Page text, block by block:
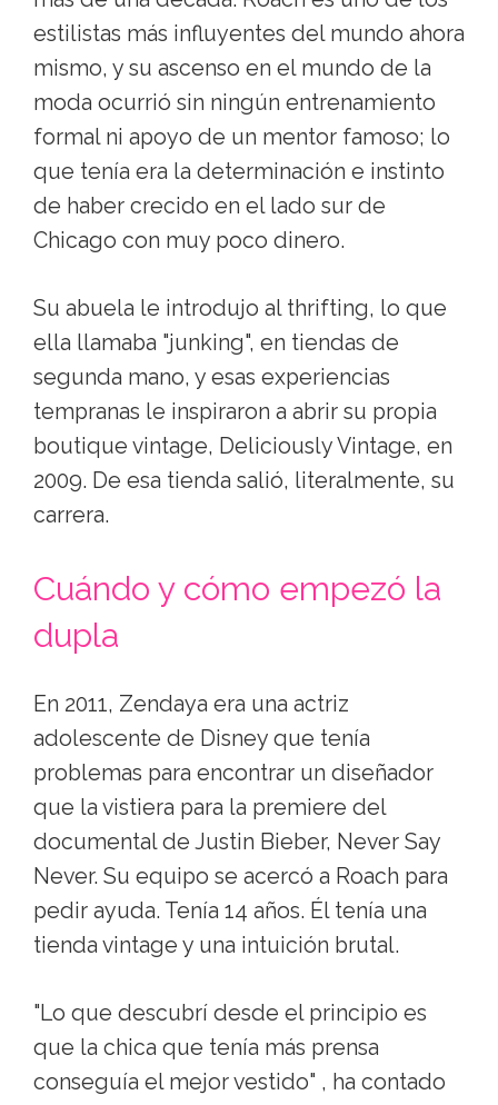
estilistas más influyentes del mundo ahora
mismo, y su ascenso en el mundo de la
moda ocurrió sin ningún entrenamiento
formal ni apoyo de un mentor famoso; lo
que tenía era la determinación e instinto
de haber crecido en el lado sur de
Chicago con muy poco dinero.
Su abuela le introdujo al thrifting, lo que
ella llamaba "junking", en tiendas de
segunda mano, y esas experiencias
tempranas le inspiraron a abrir su propia
boutique vintage, Deliciously Vintage, en
2009. De esa tienda salió, literalmente, su
carrera.
Cuándo y cómo empezó la
dupla
En 2011, Zendaya era una actriz
adolescente de Disney que tenía
problemas para encontrar un diseñador
que la vistiera para la premiere del
documental de Justin Bieber, Never Say
Never. Su equipo se acercó a Roach para
pedir ayuda. Tenía 14 años. Él tenía una
tienda vintage y una intuición brutal.
"Lo que descubrí desde el principio es
que la chica que tenía más prensa
conseguía el mejor vestido" , ha contado